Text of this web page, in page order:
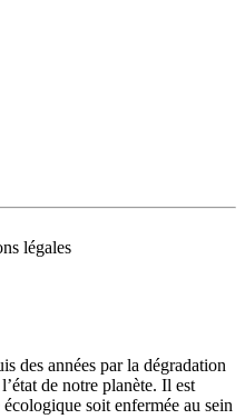
légales
des années par la dégradation
de notre planète. Il est
soit enfermée au sein